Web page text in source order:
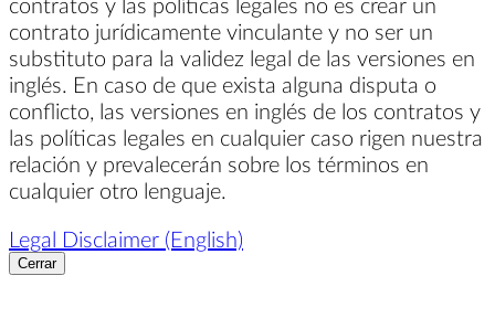
contrato jurídicamente vinculante y no ser un
substituto para la validez legal de las versiones en
inglés. En caso de que exista alguna disputa o
conflicto, las versiones en inglés de los contratos y
las políticas legales en cualquier caso rigen nuestra
relación y prevalecerán sobre los términos en
cualquier otro lenguaje.
Legal Disclaimer (English)
Cerrar